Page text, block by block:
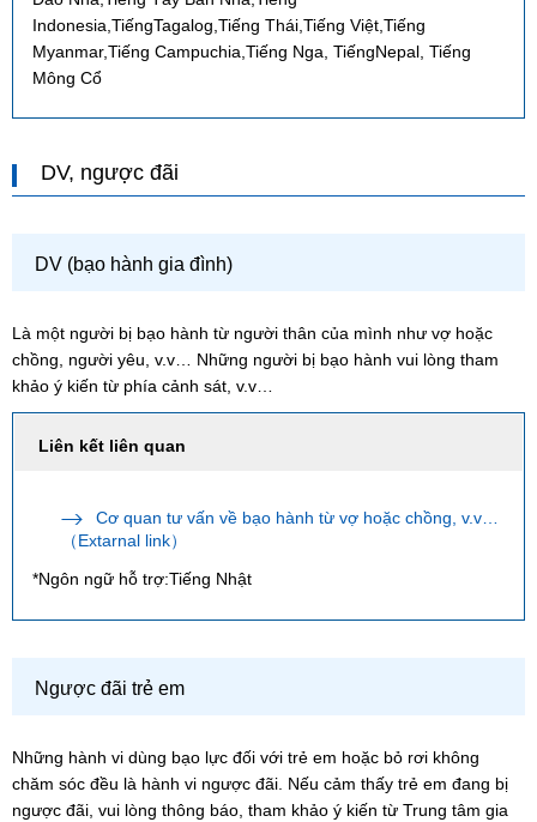
Indonesia,TiếngTagalog,Tiếng Thái,Tiếng Việt,Tiếng
Myanmar,Tiếng Campuchia,Tiếng Nga, TiếngNepal, Tiếng
Mông Cổ
DV, ngược đãi
DV (bạo hành gia đình)
Là một người bị bạo hành từ người thân của mình như vợ hoặc
chồng, người yêu, v.v… Những người bị bạo hành vui lòng tham
khảo ý kiến từ phía cảnh sát, v.v…
Liên kết liên quan
Cơ quan tư vấn về bạo hành từ vợ hoặc chồng, v.v…
（Extarnal link）
*Ngôn ngữ hỗ trợ:Tiếng Nhật
Ngược đãi trẻ em
Những hành vi dùng bạo lực đối với trẻ em hoặc bỏ rơi không
chăm sóc đều là hành vi ngược đãi. Nếu cảm thấy trẻ em đang bị
ngược đãi, vui lòng thông báo, tham khảo ý kiến từ Trung tâm gia